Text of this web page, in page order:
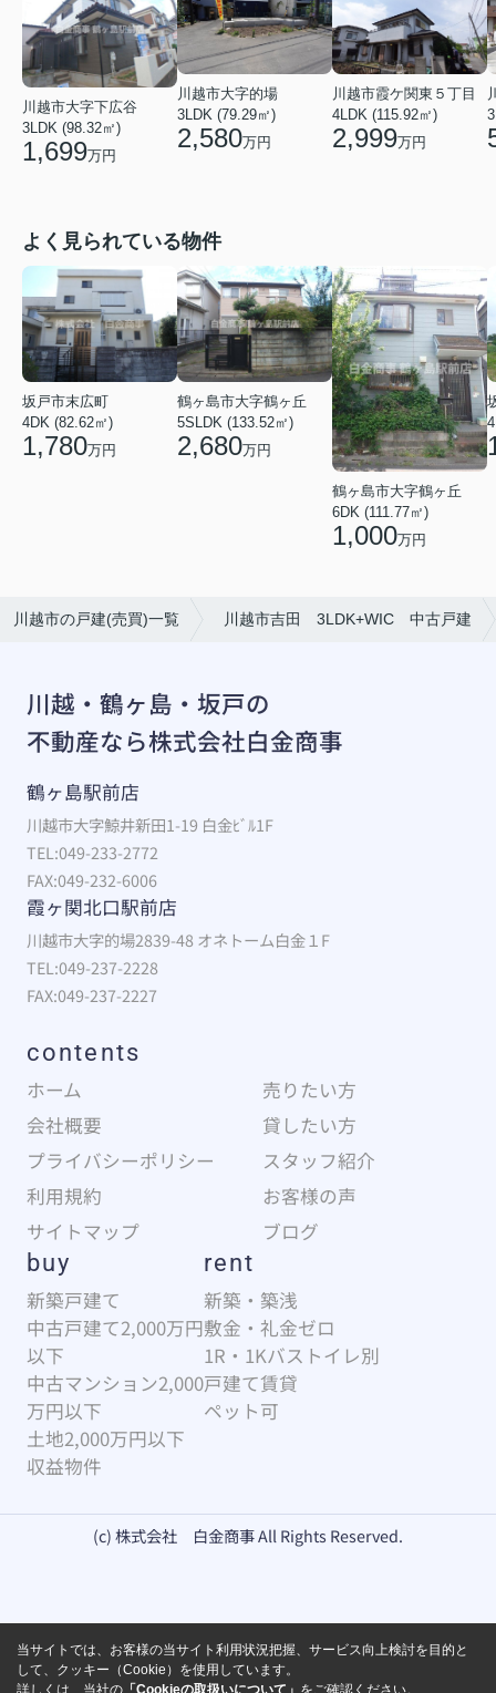
川越市大字下広谷
3LDK (98.32㎡)
1,699万円
川越市大字的場
3LDK (79.29㎡)
2,580万円
川越市霞ケ関東５丁目
4LDK (115.92㎡)
2,999万円
よく見られている物件
坂戸市末広町
4DK (82.62㎡)
1,780万円
鶴ヶ島市大字鶴ヶ丘
5SLDK (133.52㎡)
2,680万円
鶴ヶ島市大字鶴ヶ丘
6DK (111.77㎡)
1,000万円
川越市の戸建(売買)一覧 川越市吉田 3LDK+WIC 中古戸建
川越・鶴ヶ島・坂戸の
不動産なら株式会社白金商事
鶴ヶ島駅前店
川越市大字鯨井新田1-19 白金ﾋﾞﾙ1F
TEL:049-233-2772
FAX:049-232-6006
霞ヶ関北口駅前店
川越市大字的場2839-48 オネトーム白金１F
TEL:049-237-2228
FAX:049-237-2227
contents
ホーム
売りたい方
会社概要
貸したい方
プライバシーポリシー
スタッフ紹介
利用規約
お客様の声
サイトマップ
ブログ
buy
新築戸建て
中古戸建て2,000万円
以下
中古マンション2,000
万円以下
土地2,000万円以下
収益物件
rent
新築・築浅
敷金・礼金ゼロ
1R・1Kバストイレ別
戸建て賃貸
ペット可
(c) 株式会社 白金商事 All Rights Reserved.
当サイトでは、お客様の当サイト利用状況把握、サービス向上検討を目的と
して、クッキー（Cookie）を使用しています。
詳しくは、当社の 「Cookieの取扱いについて」 をご確認ください。